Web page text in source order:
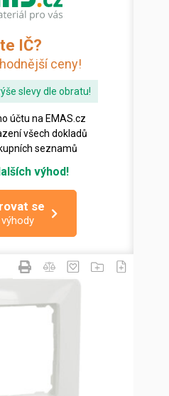
IČ?
ceny!
slevy dle obratu!
účtu na EMAS.cz
všech dokladů
seznamů
výhod!
se